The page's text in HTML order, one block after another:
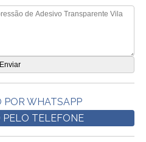
POR WHATSAPP
TELEFONE